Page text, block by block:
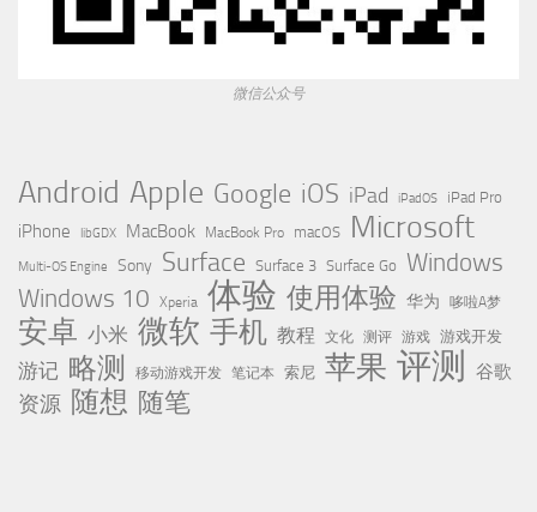
微信公众号
Android Apple Google iOS iPad iPadOS iPad Pro
iPhone libGDX MacBook MacBook Pro macOS Microsoft
Multi-OS Engine Sony Surface Surface 3 Surface Go Windows
Windows 10 Xperia 体验 使用体验 华为 哆啦A梦
安卓 小米 微软 手机 教程 文化 测评 游戏 游戏开发
游记 略测 移动游戏开发 笔记本 索尼 苹果 评测 谷歌
资源 随想 随笔